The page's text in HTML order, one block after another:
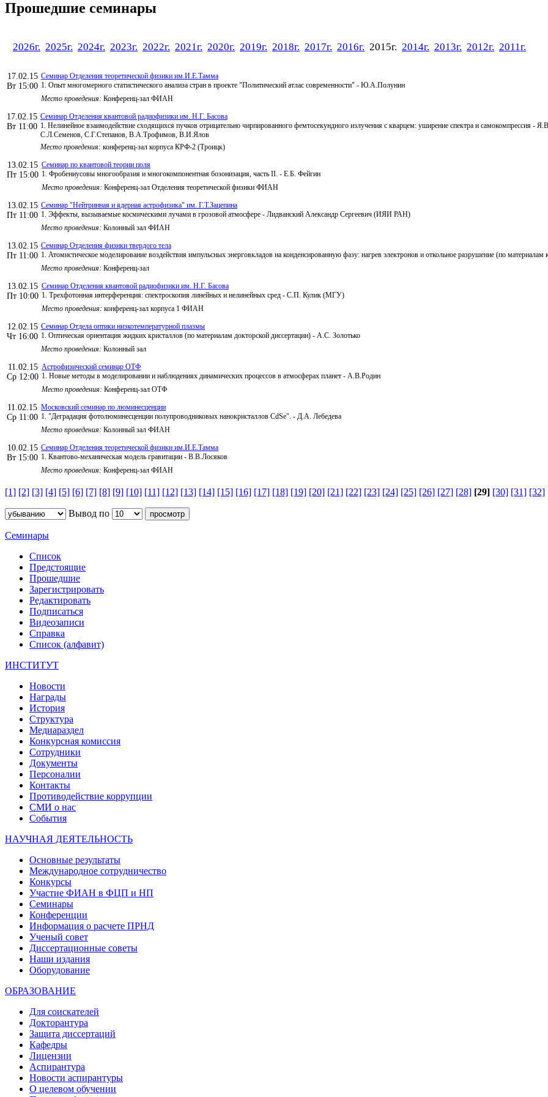
Прошедшие семинары
2026г. 2025г. 2024г. 2023г. 2022г. 2021г. 2020г. 2019г. 2018г. 2017г. 2016г. 2015г. 2014г. 2013г. 2012г. 2011г.
17.02.15
Вт 15:00
Семинар Отделения теоретической физики им.И.Е.Тамма
1. Опыт многомерного статистического анализа стран в проекте "Политический атлас современности" - Ю.А.Полунин
Место проведения: Конференц-зал ФИАН
17.02.15
Вт 11:00
Семинар Отделения квантовой радиофизики им. Н.Г. Басова
1. Нелинейное взаимодействие сходящихся пучков отрицательно чирпированного фемтосекундного излучения с кварцем: уширение спектра и
С.Л.Семенов, С.Г.Степанов, В.А.Трофимов, В.И.Ялов
Место проведения: конференц-зал корпуса КРФ-2 (Троицк)
13.02.15
Пт 15:00
Семинар по квантовой теории поля
1. Фробениусовы многообразия и многокомпонентная бозонизация, часть II. - Е.Б. Фейгин
Место проведения: Конференц-зал Отделения теоретической физики ФИАН
13.02.15
Пт 11:00
Семинар "Нейтринная и ядерная астрофизика" им. Г.Т.Зацепина
1. Эффекты, вызываемые космическими лучами в грозовой атмосфере - Лидванский Александр Сергеевич (ИЯИ РАН)
Место проведения: Колонный зал ФИАН
13.02.15
Пт 11:00
Семинар Отделения физики твердого тела
1. Атомистическое моделирование воздействия импульсных энерговкладов на конденсированную фазу: нагрев электронов и откольное разрушение (по
Место проведения: Конференц-зал
13.02.15
Пт 10:00
Семинар Отделения квантовой радиофизики им. Н.Г. Басова
1. Трехфотонная интерференция: спектроскопия линейных и нелинейных сред - С.П. Кулик (МГУ)
Место проведения: конференц-зал корпуса 1 ФИАН
12.02.15
Чт 16:00
Семинар Отдела оптики низкотемпературной плазмы
1. Оптическая ориентация жидких кристаллов (по материалам докторской диссертации) - А.С. Золотько
Место проведения: Колонный зал
11.02.15
Ср 12:00
Астрофизический семинар ОТФ
1. Новые методы в моделировании и наблюдениях динамических процессов в атмосферах планет - А.В.Родин
Место проведения: Конференц-зал ОТФ
11.02.15
Ср 11:00
Московский семинар по люминесценции
1. "Деградация фотолюминесценции полупроводниковых нанокристаллов CdSe". - Д.А. Лебедева
Место проведения: Колонный зал ФИАН
10.02.15
Вт 15:00
Семинар Отделения теоретической физики им.И.Е.Тамма
1. Квантово-механическая модель гравитации - В.В.Лосяков
Место проведения: Конференц-зал ФИАН
[1] [2] [3] [4] [5] [6] [7] [8] [9] [10] [11] [12] [13] [14] [15] [16] [17] [18] [19] [20] [21] [22] [23] [24] [25] [26] [27] [28] [29] [30] [31] [32]
Вывод по
Семинары
Список
Предстоящие
Прошедшие
Зарегистрировать
Редактировать
Подписаться
Видеозаписи
Справка
Список (алфавит)
ИНСТИТУТ
Новости
Награды
История
Структура
Медиараздел
Конкурсная комиссия
Сотрудники
Документы
Персоналии
Контакты
Противодействие коррупции
СМИ о нас
События
НАУЧНАЯ ДЕЯТЕЛЬНОСТЬ
Основные результаты
Международное сотрудничество
Конкурсы
Участие ФИАН в ФЦП и НП
Семинары
Конференции
Информация о расчете ПРНД
Ученый совет
Диссертационные советы
Наши издания
Оборудование
ОБРАЗОВАНИЕ
Для соискателей
Докторантура
Защита диссертаций
Кафедры
Лицензии
Аспирантура
Новости аспирантуры
О целевом обучении